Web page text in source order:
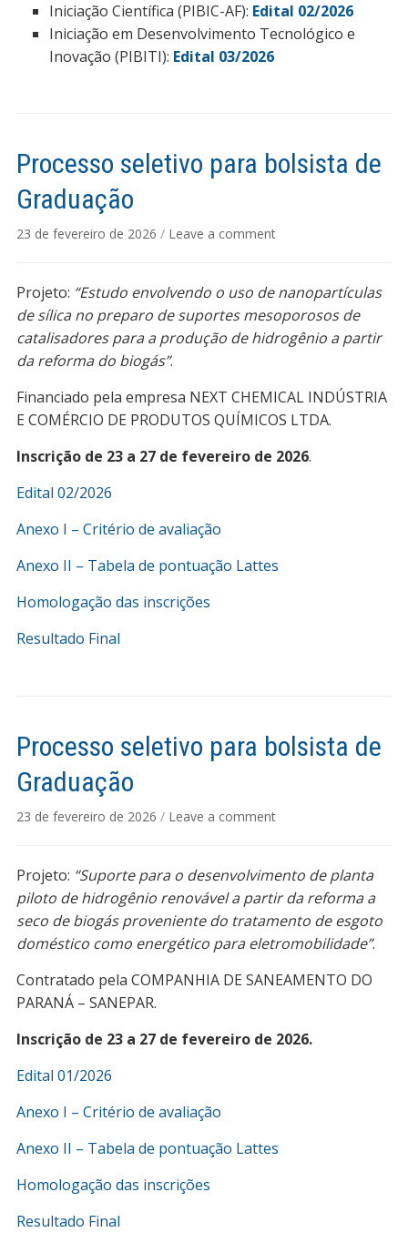
Iniciação Científica (PIBIC-AF): Edital 02/2026
Iniciação em Desenvolvimento Tecnológico e
Inovação (PIBITI): Edital 03/2026
Processo seletivo para bolsista de
Graduação
23 de fevereiro de 2026 / Leave a comment
Projeto: “Estudo envolvendo o uso de nanopartículas
de sílica no preparo de suportes mesoporosos de
catalisadores para a produção de hidrogênio a partir
da reforma do biogás”.
Financiado pela empresa NEXT CHEMICAL INDÚSTRIA
E COMÉRCIO DE PRODUTOS QUÍMICOS LTDA.
Inscrição de 23 a 27 de fevereiro de 2026.
Edital 02/2026
Anexo I – Critério de avaliação
Anexo II – Tabela de pontuação Lattes
Homologação das inscrições
Resultado Final
Processo seletivo para bolsista de
Graduação
23 de fevereiro de 2026 / Leave a comment
Projeto: “Suporte para o desenvolvimento de planta
piloto de hidrogênio renovável a partir da reforma a
seco de biogás proveniente do tratamento de esgoto
doméstico como energético para eletromobilidade”.
Contratado pela COMPANHIA DE SANEAMENTO DO
PARANÁ – SANEPAR.
Inscrição de 23 a 27 de fevereiro de 2026.
Edital 01/2026
Anexo I – Critério de avaliação
Anexo II – Tabela de pontuação Lattes
Homologação das inscrições
Resultado Final